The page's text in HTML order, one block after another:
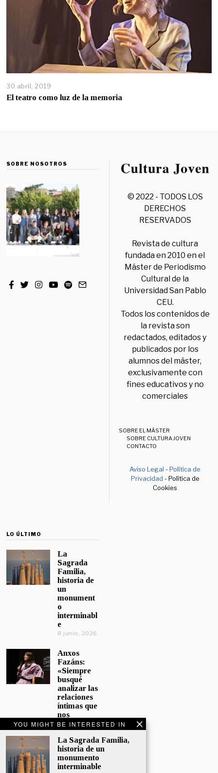
YOU MIGHT BE INTERESTED IN
La Sagrada Familia,
historia de un
monumento
interminable
30 abril, 2019
El teatro como luz de la memoria
SOBRE NOSOTROS
© 2022 - TODOS LOS
DERECHOS
RESERVADOS
Revista de cultura
fundada en 2010 en el
Máster de Periodismo
Cultural de la
Universidad San Pablo
CEU.
Todos los contenidos de
la revista son
redactados, editados y
publicados por los
alumnos del máster,
exclusivamente con
fines educativos y no
comerciales
SOBRE EL MÁSTER
SOBRE CULTURA JOVEN
CONTACTO
Aviso Legal -Política de
Privacidad - Política de
Cookies
LO ÚLTIMO
La
Sagrada
Familia,
historia de
un
monument
o
interminabl
e
8 junio, 2026
Anxos
Fazáns:
«Siempre
busqué
analizar las
relaciones
íntimas que
nos
afectan»
5 junio, 2026
El hijo de la
cómica, el
homenaje